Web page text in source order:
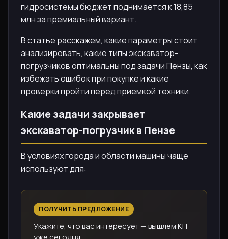
гидросистемы бюджет поднимается к 18,85
млн за премиальный вариант.
В статье расскажем, какие параметры стоит
анализировать, какие типы экскаватор-
погрузчиков оптимальны под задачи Пензы, как
избежать ошибок при покупке и какие
проверки пройти перед приемкой техники.
Какие задачи закрывает
экскаватор-погрузчик в Пензе
В условиях города и области машины чаще
используют для:
ПОЛУЧИТЬ ПРЕДЛОЖЕНИЕ
Укажите, что вас интересует — вышлем КП